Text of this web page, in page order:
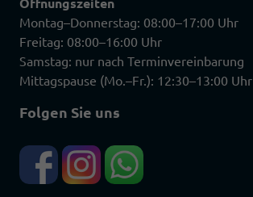
Montag–Donnerstag: 08:00–17:00 Uhr
Freitag: 08:00–16:00 Uhr
Samstag: nur nach Terminvereinbarung
Mittagspause (Mo.–Fr.): 12:30–13:00 Uhr
Folgen Sie uns